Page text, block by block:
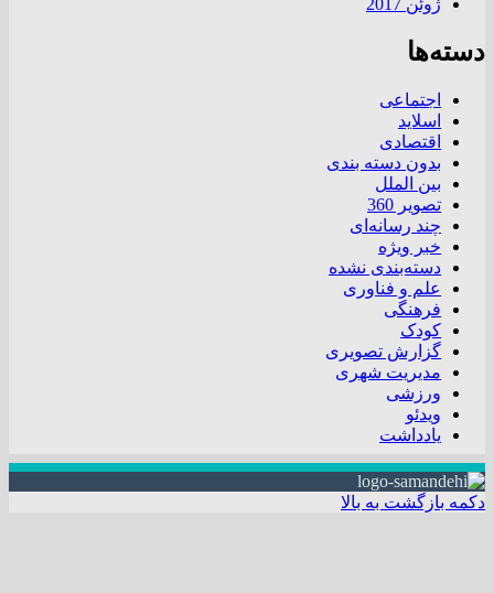
دسته‌ها
اجتماعی
اسلاید
اقتصادی
بدون دسته بندی
بین الملل
تصویر 360
چند رسانه‌ای
خبر ویژه
دسته‌بندی نشده
علم و فناوری
فرهنگی
کودک
گزارش تصویری
مدیریت شهری
ورزشی
ویدئو
یادداشت
دکمه بازگشت به بالا